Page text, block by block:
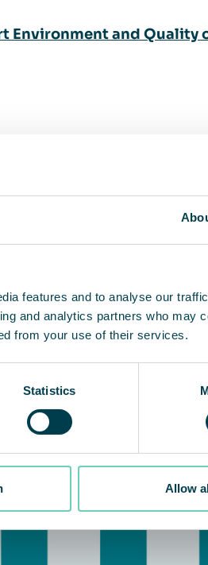
features and to analyse our
and analytics partners who may
from your use of their services.
Statistics
Allow
Environment and Quality